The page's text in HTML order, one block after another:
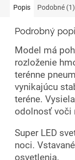
Popis Podobné (1)
Podrobný
Model má
rozloženie
terénne
vynikajúcu
teréne.
odolnosť voči
Super LED
noci.
osvetlenia.